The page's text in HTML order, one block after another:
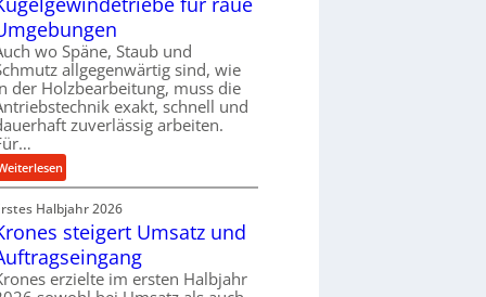
e
b
e
i
m
D
r
ü
c
p
r
o
z
l
g
e
w
i
n
e
t
r
e
b
u
wo Späne, Staub und
allgegenwärtig sind, wie
der Holzbearbeitung, muss die
exakt, schnell und
zuverlässig arbeiten.
:
P
r
ä
i
s
Halbjahr 2026
steigert Umsatz und
erzielte im ersten Halbjahr